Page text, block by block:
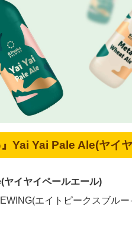
Yai Yai Pale Ale(ヤイ
ヤイヤイペールエール)
エイトピークスブルー